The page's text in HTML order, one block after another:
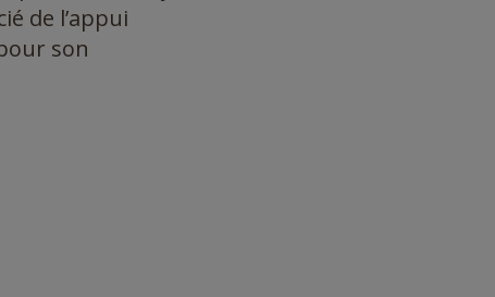
de l’appui
son